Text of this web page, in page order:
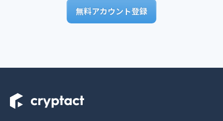
無料アカウント登録